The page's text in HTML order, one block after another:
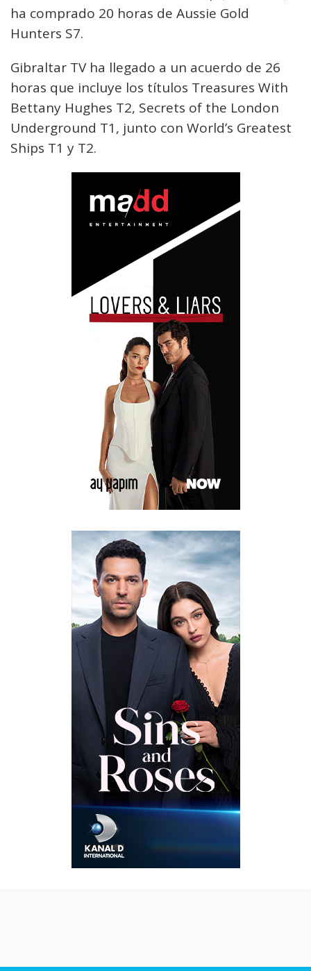
ha comprado 20 horas de Aussie Gold
Hunters S7.
Gibraltar TV ha llegado a un acuerdo de 26
horas que incluye los títulos Treasures With
Bettany Hughes T2, Secrets of the London
Underground T1, junto con World’s Greatest
Ships T1 y T2.